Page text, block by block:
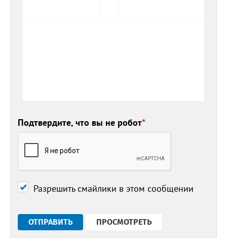
Подтвердите, что вы не робот*
Разрешить смайлики в этом сообщении